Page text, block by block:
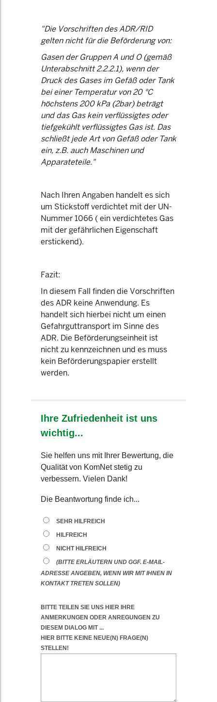
"Die Vorschriften des ADR/RID
gelten nicht für die Beförderung von:
Gasen der Gruppen A und O (gemäß
Unterabschnitt 2.2.2.1), wenn der
Druck des Gases im Gefäß oder Tank
bei einer Temperatur von 20 °C
höchstens 200 kPa (2bar) beträgt
und das Gas kein verflüssigtes oder
tiefgekühlt verflüssigtes Gas ist. Das
schließt jede Art von Gefäß oder Tank
ein, z.B. auch Maschinen und
Apparateteile."
Nach Ihren Angaben handelt es sich
um Stickstoff verdichtet mit der UN-
Nummer 1066 ( ein verdichtetes Gas
mit der gefährlichen Eigenschaft
erstickend).
Fazit:
In diesem Fall finden die Vorschriften
des ADR keine Anwendung. Es
handelt sich hierbei nicht um einen
Gefahrguttransport im Sinne des
ADR. Die Beförderungseinheit ist
nicht zu kennzeichnen und es muss
kein Beförderungspapier erstellt
werden.